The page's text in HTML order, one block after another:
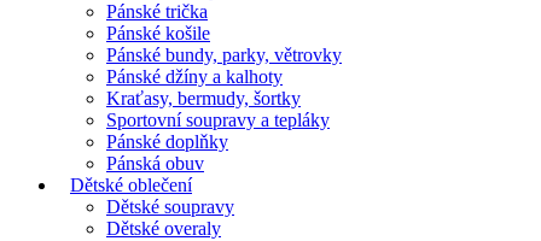
Pánské trička
Pánské košile
Pánské bundy, parky, větrovky
Pánské džíny a kalhoty
Kraťasy, bermudy, šortky
Sportovní soupravy a tepláky
Pánské doplňky
Pánská obuv
Dětské oblečení
Dětské soupravy
Dětské overaly